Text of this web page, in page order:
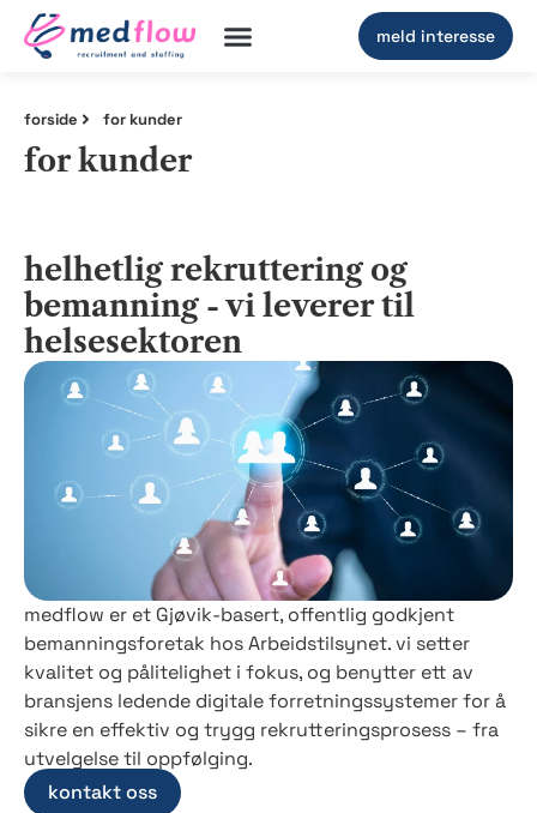
meld interesse
forside for kunder
for kunder
helhetlig rekruttering og
bemanning - vi leverer til
helsesektoren
medflow er et Gjøvik-basert, offentlig godkjent
bemanningsforetak hos Arbeidstilsynet. vi setter
kvalitet og pålitelighet i fokus, og benytter ett av
bransjens ledende digitale forretningssystemer for å
sikre en effektiv og trygg rekrutteringsprosess – fra
utvelgelse til oppfølging.
kontakt oss